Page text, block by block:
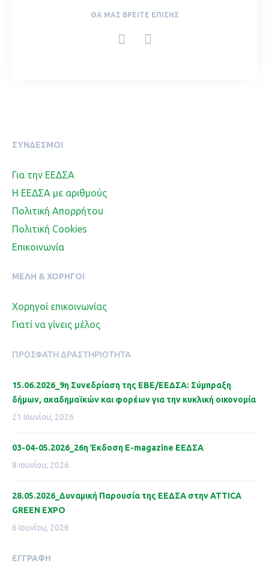
ΘΑ ΜΑΣ ΒΡΕΊΤΕ ΕΠΊΣΗΣ
ΣΥΝΔΕΣΜΟΙ
Για την ΕΕΔΣΑ
Η ΕΕΔΣΑ με αριθμούς
Πολιτική Απορρήτου
Πολιτική Cookies
Επικοινωνία
ΜΈΛΗ & ΧΟΡΗΓΟΊ
Χορηγοί επικοινωνίας
Γιατί να γίνεις μέλος
ΠΡΌΣΦΑΤΗ ΔΡΑΣΤΗΡΙΌΤΗΤΑ
15.06.2026_9η Συνεδρίαση της ΕΒΕ/ΕΕΔΣΑ: Σύμπραξη
δήμων, ακαδημαϊκών και φορέων για την κυκλική οικονομία
21 Ιουνίου, 2026
03-04-05.2026_26η Έκδοση Ε-magazine ΕΕΔΣΑ
8 Ιουνίου, 2026
28.05.2026_Δυναμική Παρουσία της ΕΕΔΣΑ στην ATTICA
GREEN EXPO
6 Ιουνίου, 2026
ΕΓΓΡΑΦΉ